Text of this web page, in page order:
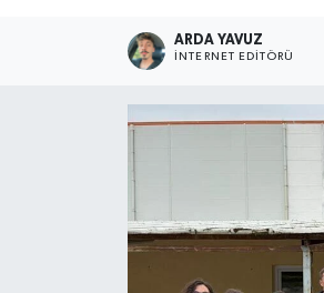
ARDA YAVUZ
İNTERNET EDITÖRÜ
İLÇELERİMİZ
RESMİ İLAN